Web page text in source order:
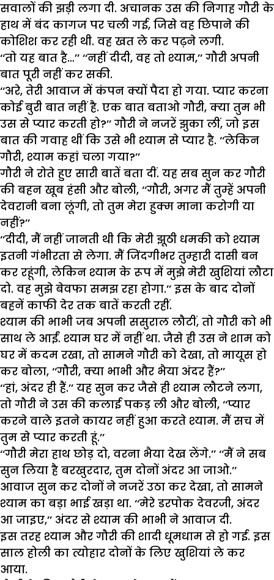
सवालों की झड़ी लगा दी. अचानक उस की निगाह गौरी के
हाथ में बंद कागज पर चली गई, जिसे वह छिपाने की
कोशिश कर रही थी. वह खत ले कर पढ़ने लगी.
‘‘तो यह बात है…’’ ‘‘नहीं दीदी, वह तो श्याम,’’ गौरी अपनी
बात पूरी नहीं कर सकी.
‘‘अरे, तेरी आवाज में कंपन क्यों पैदा हो गया. प्यार करना
कोई बुरी बात नहीं है. एक बात बताओ गौरी, क्या तुम भी
उस से प्यार करती हो?’’ गौरी ने नजरें झुका लीं, जो इस
बात की गवाह थीं कि उसे भी श्याम से प्यार है. ‘‘लेकिन
गौरी, श्याम कहां चला गया?’’
गौरी ने रोते हुए सारी बातें बता दीं. यह सब सुन कर गौरी
की बहन खूब हंसी और बोली, ‘‘गौरी, अगर मैं तुम्हें अपनी
देवरानी बना लूंगी, तो तुम मेरा हुक्म माना करोगी या
नहीं?’’
‘‘दीदी, मैं नहीं जानती थी कि मेरी झूठी धमकी को श्याम
इतनी गंभीरता से लेगा. मैं जिंदगीभर तुम्हारी दासी बन
कर रहूंगी, लेकिन श्याम के रूप में मुझे मेरी खुशियां लौटा
दो. वह मुझे बेवफा समझ रहा होगा.’’ इस के बाद दोनों
बहनें काफी देर तक बातें करती रहीं.
श्याम की भाभी जब अपनी ससुराल लौटीं, तो गौरी को भी
साथ ले आईं. श्याम घर में नहीं था. जैसे ही उस ने शाम को
घर में कदम रखा, तो सामने गौरी को देखा, तो मायूस हो
कर बोला, ‘‘गौरी, क्या भाभी और भैया अंदर हैं?’’
‘‘हां, अंदर ही हैं.’’ यह सुन कर जैसे ही श्याम लौटने लगा,
तो गौरी ने उस की कलाई पकड़ ली और बोली, ‘‘प्यार
करने वाले इतने कायर नहीं हुआ करते श्याम. मैं सच में
तुम से प्यार करती हूं.’’
‘‘गौरी मेरा हाथ छोड़ दो, वरना भैया देख लेंगे.’’ ‘‘मैं ने सब
सुन लिया है बरखुरदार, तुम दोनों अंदर आ जाओ.’’
आवाज सुन कर दोनों ने नजरें उठा कर देखा, तो सामने
श्याम का बड़ा भाई खड़ा था. ‘‘मेरे डरपोक देवरजी, अंदर
आ जाइए,’’ अंदर से श्याम की भाभी ने आवाज दी.
इस तरह श्याम और गौरी की शादी धूमधाम से हो गई. इस
साल होली का त्योहार दोनों के लिए खुशियां ले कर
आया.